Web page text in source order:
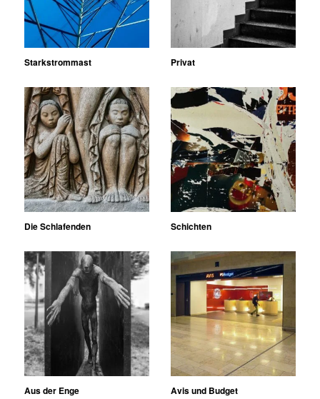
Starkstrommast Privat
Die Schlafenden Schichten
Aus der Enge Avis und Budget